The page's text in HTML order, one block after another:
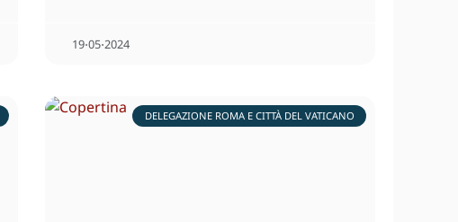
19⋅05⋅2024
DELEGAZIONE ROMA E CITTÀ DEL VATICANO